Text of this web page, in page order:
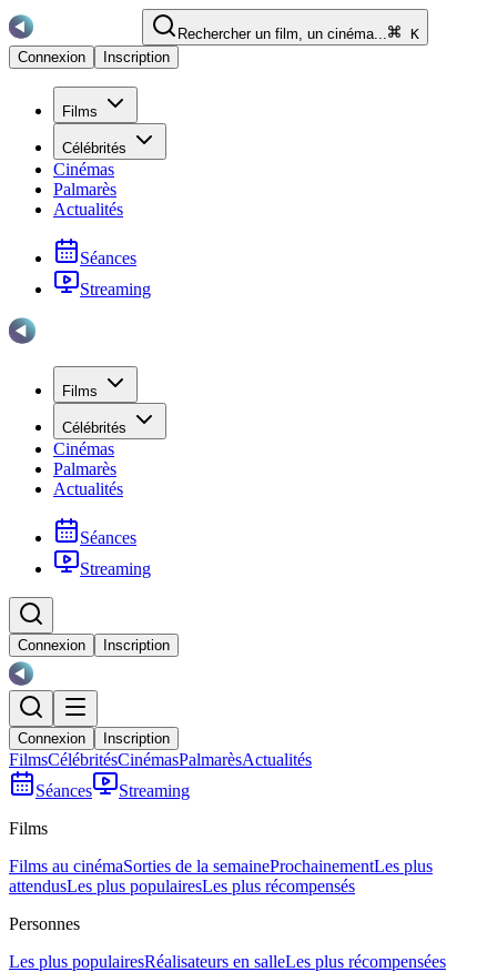
Rechercher un film, un cinéma...
K
Connexion
Inscription
Films
Célébrités
Cinémas
Palmarès
Actualités
Séances
Streaming
Films
Célébrités
Cinémas
Palmarès
Actualités
Séances
Streaming
Connexion Inscription
Connexion Inscription
FilmsCélébritésCinémasPalmarèsActualités
Séances
Streaming
Films
Films au cinémaSorties de la semaineProchainementLes plus
attendusLes plus populairesLes plus récompensés
Personnes
Les plus populairesRéalisateurs en salleLes plus récompensées